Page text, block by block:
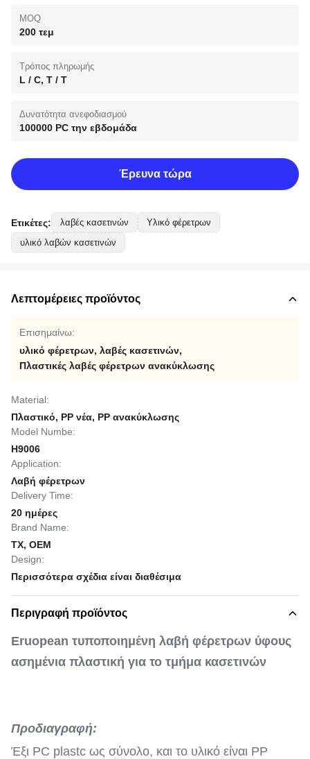
MOQ
200 τεμ
Τρόπος πληρωμής
L / C, T / T
Δυνατότητα ανεφοδιασμού
100000 PC την εβδομάδα
Έρευνα τώρα
Ετικέτες: λαβές κασετινών
Υλικό φέρετρων
υλικό λαβών κασετινών
Λεπτομέρειες προϊόντος
Επισημαίνω:
υλικό φέρετρων, λαβές κασετινών,
Πλαστικές λαβές φέρετρων ανακύκλωσης
Material:
Πλαστικό, PP νέα, PP ανακύκλωσης
Model Numbe:
H9006
Application:
Λαβή φέρετρων
Delivery Time:
20 ημέρες
Brand Name:
TX, OEM
Design:
Περισσότερα σχέδια είναι διαθέσιμα
Περιγραφή προϊόντος
Eruopean τυποποιημένη λαβή φέρετρων ύφους
ασημένια πλαστική για το τμήμα κασετινών
Προδιαγραφή:
Έξι PC plastc ως σύνολο, και το υλικό είναι PP